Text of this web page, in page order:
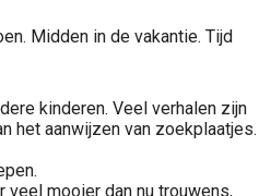
Midden in de vakantie. Tijd
kinderen. Veel verhalen zijn
het aanwijzen van zoekplaatjes.
mooier dan nu trouwens,